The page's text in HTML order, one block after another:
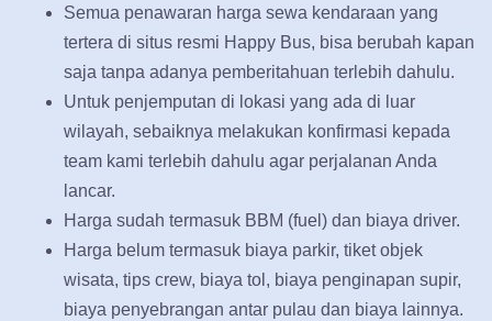
Semua penawaran harga sewa kendaraan yang
tertera di situs resmi Happy Bus, bisa berubah kapan
saja tanpa adanya pemberitahuan terlebih dahulu.
Untuk penjemputan di lokasi yang ada di luar
wilayah, sebaiknya melakukan konfirmasi kepada
team kami terlebih dahulu agar perjalanan Anda
lancar.
Harga sudah termasuk BBM (fuel) dan biaya driver.
Harga belum termasuk biaya parkir, tiket objek
wisata, tips crew, biaya tol, biaya penginapan supir,
biaya penyebrangan antar pulau dan biaya lainnya.